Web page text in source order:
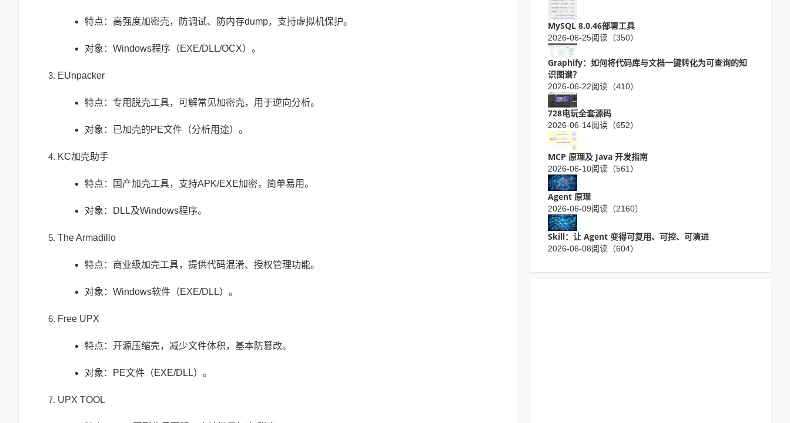
特点：高强度加密壳，防调试、防内存dump，支持虚拟机保护。
对象：Windows程序（EXE/DLL/OCX）。
EUnpacker
特点：专用脱壳工具，可解常见加密壳，用于逆向分析。
对象：已加壳的PE文件（分析用途）。
KC加壳助手
特点：国产加壳工具，支持APK/EXE加密，简单易用。
对象：DLL及Windows程序。
The Armadillo
特点：商业级加壳工具，提供代码混淆、授权管理功能。
对象：Windows软件（EXE/DLL）。
Free UPX
特点：开源压缩壳，减少文件体积，基本防篡改。
对象：PE文件（EXE/DLL）。
UPX TOOL
MySQL 8.0.46部署工具
2026-06-25阅读（350）
Graphify：如何将代码库与文档一键转化为可查询的知
识图谱？
2026-06-22阅读（410）
728电玩全套源码
2026-06-14阅读（652）
MCP 原理及 Java 开发指南
2026-06-10阅读（561）
Agent 原理
2026-06-09阅读（2160）
Skill：让 Agent 变得可复用、可控、可演进
2026-06-08阅读（604）